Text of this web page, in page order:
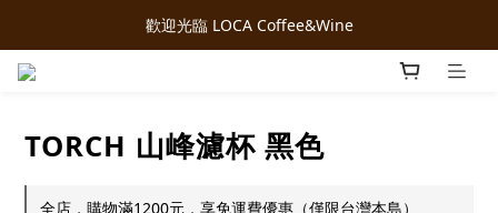
歡迎光臨 LOCA Coffee&Wine
TORCH 山峰濾杯 黑色
全店，購物滿1200元，享免運費優惠（僅限台灣本島）